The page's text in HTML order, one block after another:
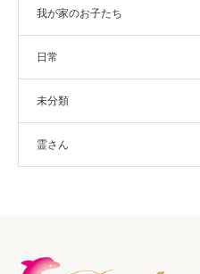
我が家のお子たち
日常
未分類
霊さん